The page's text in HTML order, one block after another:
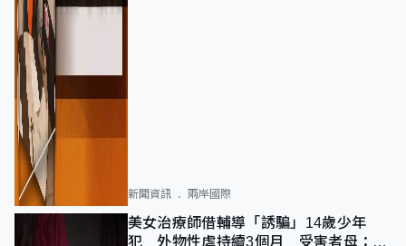
新聞資訊 兩岸國際
美女治療師借輔導「誘騙」14歲少年
犯 外物性虐持續3個月 受害者母：要